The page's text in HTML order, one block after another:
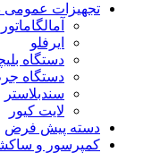
تجهیزات عمومی
آمالگاماتور
ایرفلو
دستگاه
دستگاه
سندبلاستر
لایت کیور
دسته پیش فرض
کمپرسور و